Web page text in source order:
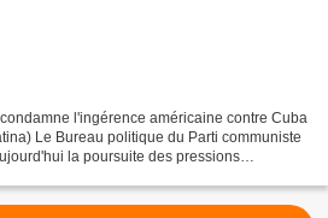
l'ingérence américaine contre Cuba
Le Bureau politique du Parti communiste
la poursuite des pressions